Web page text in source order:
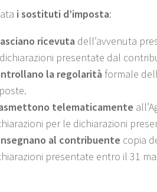
i sostituti d’imposta:
ricevuta dell’avvenuta
presentate dal
la regolarità formale
telematicamente
per le dichiarazioni
al contribuente copia
presentate entro il 31